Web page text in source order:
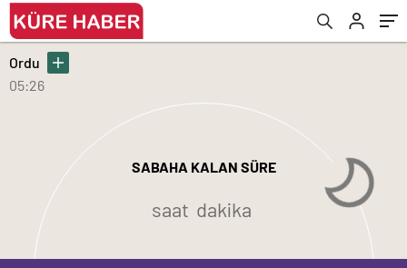
Ordu
05:26
SABAHA KALAN SÜRE
saat dakika